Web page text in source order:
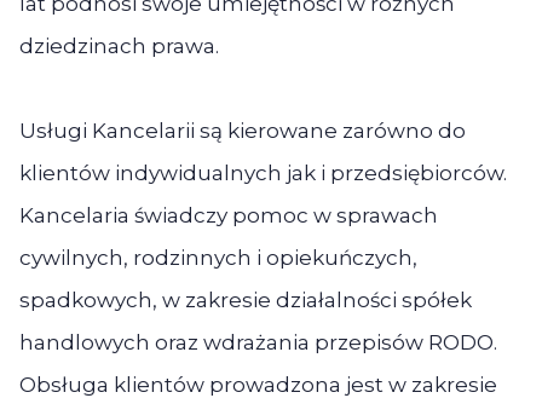
dziedzinach prawa.
Usługi Kancelarii są kierowane zarówno do
klientów indywidualnych jak i przedsiębiorców.
Kancelaria świadczy pomoc w sprawach
cywilnych, rodzinnych i opiekuńczych,
spadkowych, w zakresie działalności spółek
handlowych oraz wdrażania przepisów RODO.
Obsługa klientów prowadzona jest w zakresie